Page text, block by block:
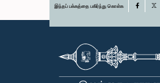
இந்தப் பக்கத்தை பகிர்ந்து கொள்க Facebook